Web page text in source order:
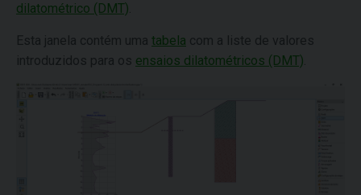
dilatométrico (DMT)
Esta janela contém uma tabela com a liste de valores
introduzidos para os ensaios dilatométricos (DMT)